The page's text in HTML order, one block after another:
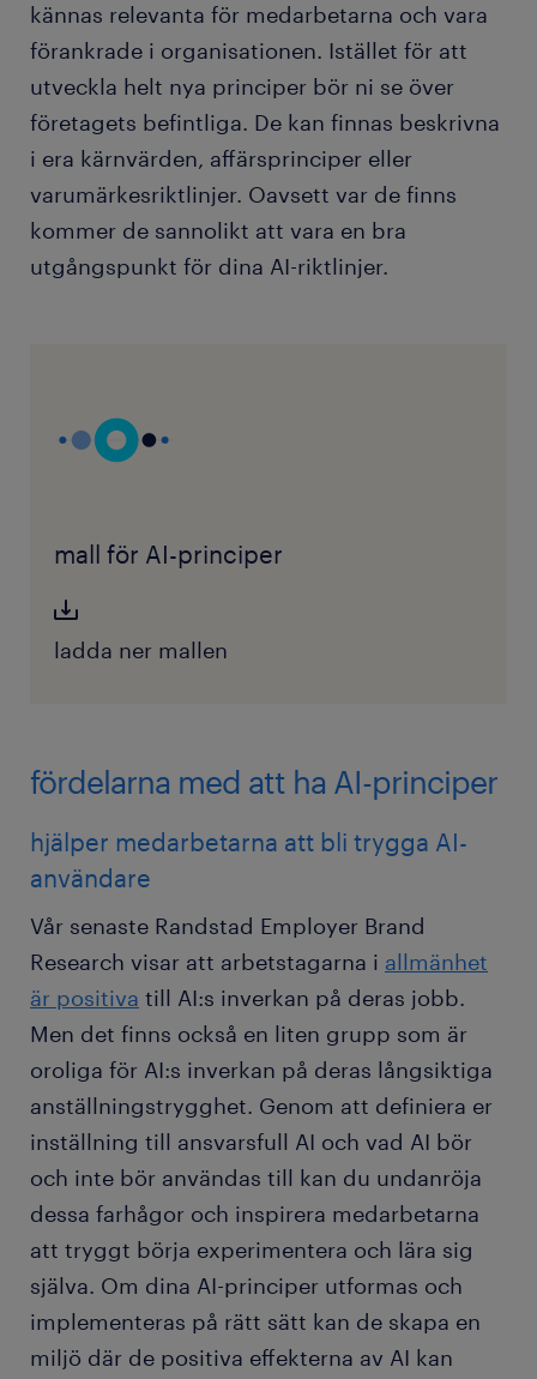
kännas relevanta för medarbetarna och vara
förankrade i organisationen. Istället för att
utveckla helt nya principer bör ni se över
företagets befintliga. De kan finnas beskrivna
i era kärnvärden, affärsprinciper eller
varumärkesriktlinjer. Oavsett var de finns
kommer de sannolikt att vara en bra
utgångspunkt för dina AI-riktlinjer.
mall för AI-principer
ladda ner mallen
fördelarna med att ha AI-principer
hjälper medarbetarna att bli trygga AI-
användare
Vår senaste Randstad Employer Brand
Research visar att arbetstagarna i allmänhet
är positiva till AI:s inverkan på deras jobb.
Men det finns också en liten grupp som är
oroliga för AI:s inverkan på deras långsiktiga
anställningstrygghet. Genom att definiera er
inställning till ansvarsfull AI och vad AI bör
och inte bör användas till kan du undanröja
dessa farhågor och inspirera medarbetarna
att tryggt börja experimentera och lära sig
själva. Om dina AI-principer utformas och
implementeras på rätt sätt kan de skapa en
miljö där de positiva effekterna av AI kan